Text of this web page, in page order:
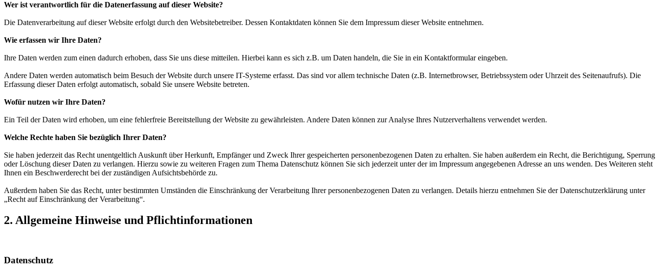
Wer ist verantwortlich für die Datenerfassung auf dieser Website?
Die Datenverarbeitung auf dieser Website erfolgt durch den Websitebetreiber. Dessen Kontaktdaten können Sie dem Impressum dieser Website entnehmen.
Wie erfassen wir Ihre Daten?
Ihre Daten werden zum einen dadurch erhoben, dass Sie uns diese mitteilen. Hierbei kann es sich z.B. um Daten handeln, die Sie in ein Kontaktformular eingeben.
Andere Daten werden automatisch beim Besuch der Website durch unsere IT-Systeme erfasst. Das sind vor allem technische Daten (z.B. Internetbrowser, Betriebssystem oder Uhrzeit des Seitenaufrufs). Die
Erfassung dieser Daten erfolgt automatisch, sobald Sie unsere Website betreten.
Wofür nutzen wir Ihre Daten?
Ein Teil der Daten wird erhoben, um eine fehlerfreie Bereitstellung der Website zu gewährleisten. Andere Daten können zur Analyse Ihres Nutzerverhaltens verwendet werden.
Welche Rechte haben Sie bezüglich Ihrer Daten?
Sie haben jederzeit das Recht unentgeltlich Auskunft über Herkunft, Empfänger und Zweck Ihrer gespeicherten personenbezogenen Daten zu erhalten. Sie haben außerdem ein Recht, die Berichtigung, Sperrung
oder Löschung dieser Daten zu verlangen. Hierzu sowie zu weiteren Fragen zum Thema Datenschutz können Sie sich jederzeit unter der im Impressum angegebenen Adresse an uns wenden. Des Weiteren steht
Ihnen ein Beschwerderecht bei der zuständigen Aufsichtsbehörde zu.
Außerdem haben Sie das Recht, unter bestimmten Umständen die Einschränkung der Verarbeitung Ihrer personenbezogenen Daten zu verlangen. Details hierzu entnehmen Sie der Datenschutzerklärung unter
„Recht auf Einschränkung der Verarbeitung“.
2. Allgemeine Hinweise und Pflichtinformationen
Datenschutz